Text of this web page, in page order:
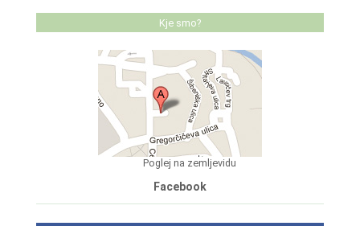
Kje smo?
Poglej na zemljevidu
Facebook